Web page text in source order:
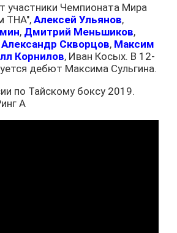
участники Чемпионата Мира
ТНА", Алексей Ульянов,
, Дмитрий Меньшиков,
Александр Скворцов, Максим
Корнилов, Иван Косых. В 12-
дебют Максима Сульгина.
по Тайскому боксу 2019.
А